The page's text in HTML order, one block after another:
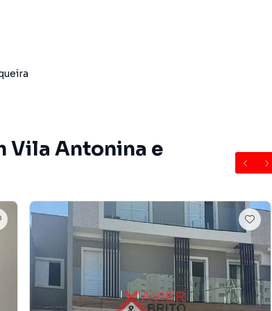
bairro Vila Antonina, em São Paulo. Não encontrou o
Apartamento em São Paulo? Entre em contato com
apartamentos, casas residenciais e comerciais,
ou locação, além de empreendimentos em
e em outras regiões de São Paulo. Aqui você
Vila Antonina e